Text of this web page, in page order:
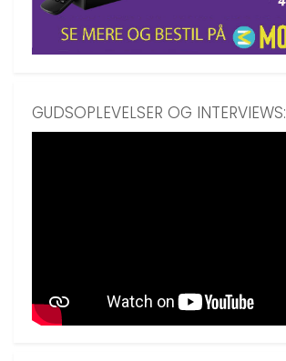
GUDSOPLEVELSER OG INTERVIEWS: